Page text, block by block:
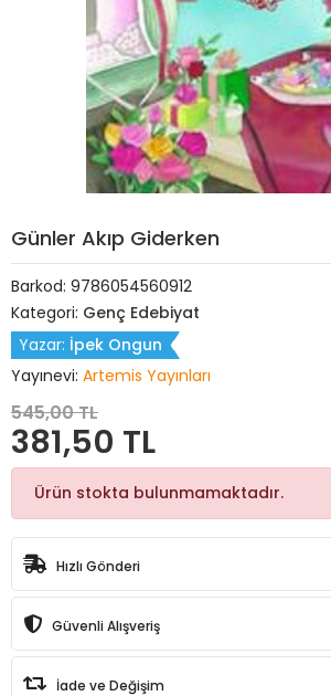
Günler Akıp Giderken
Barkod: 9786054560912
Kategori: Genç Edebiyat
Yazar: İpek Ongun
Yayınevi: Artemis Yayınları
545,00 TL
381,50 TL
Ürün stokta bulunmamaktadır.
Hızlı Gönderi
Güvenli Alışveriş
İade ve Değişim